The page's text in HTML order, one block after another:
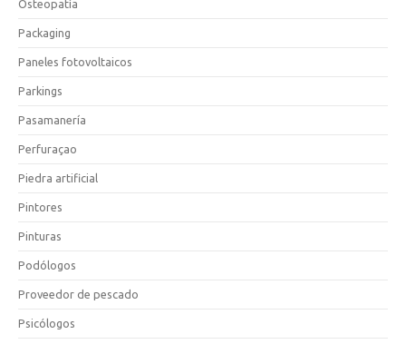
Osteopatía
Packaging
Paneles fotovoltaicos
Parkings
Pasamanería
Perfuraçao
Piedra artificial
Pintores
Pinturas
Podólogos
Proveedor de pescado
Psicólogos